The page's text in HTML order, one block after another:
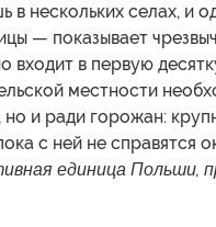
в нескольких селах, и
— показывает
входит в первую
местности
и ради горожан:
с ней не справятся
единица Польши,